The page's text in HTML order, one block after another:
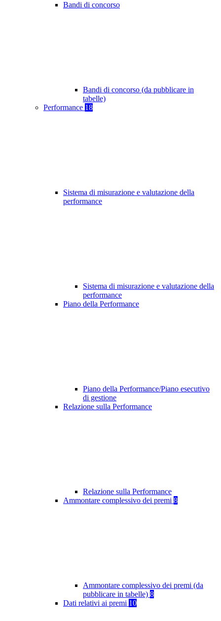
Bandi di concorso
Bandi di concorso (da pubblicare in
tabelle)
Performance 18
Sistema di misurazione e valutazione della
performance
Sistema di misurazione e valutazione della
performance
Piano della Performance
Piano della Performance/Piano esecutivo
di gestione
Relazione sulla Performance
Relazione sulla Performance
Ammontare complessivo dei premi 8
Ammontare complessivo dei premi (da
pubblicare in tabelle) 8
Dati relativi ai premi 10